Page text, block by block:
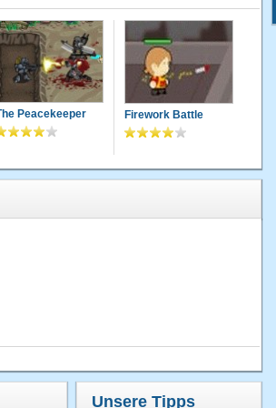
Peacekeeper Firework Battle
Unsere Tipps